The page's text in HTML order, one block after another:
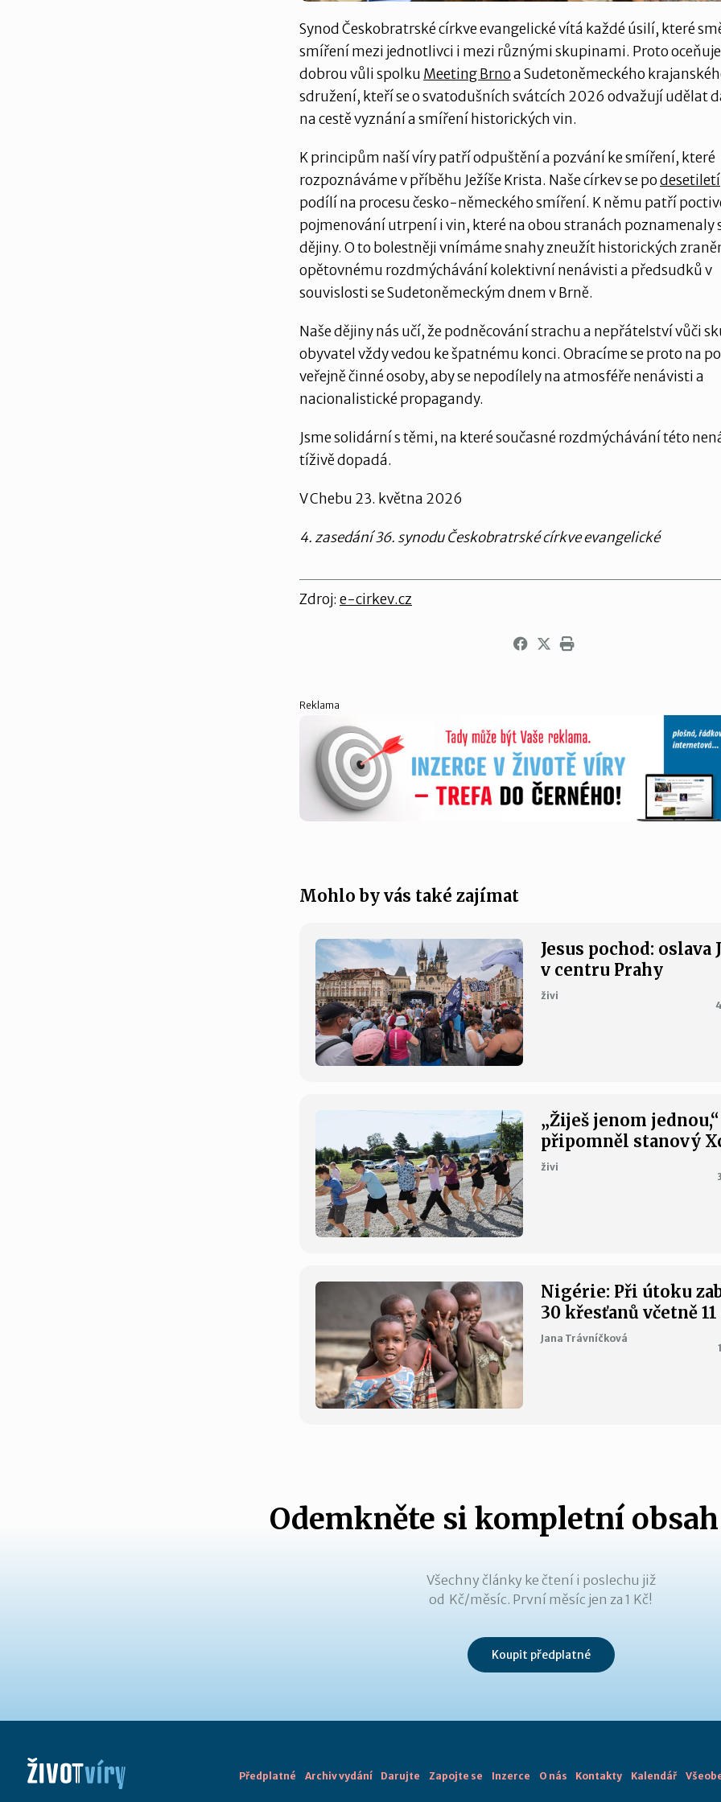
Synod Českobratrské církve evangelické vítá každé úsilí, které
smíření mezi jednotlivci i mezi různými skupinami. Proto
dobrou vůli spolku Meeting Brnoa Sudetoněmeckého
sdružení, kteří se o svatodušních svátcích 2026 odvažují udělat
na cestě vyznání a smíření historických vin.
K principům naší víry patří odpuštění a pozvání ke smíření, které
rozpoznáváme v příběhu Ježíše Krista. Naše církev se podesetiletí
podílí na procesu česko-německého smíření. K němu patří
pojmenování utrpení i vin, které na obou stranách poznamenaly
dějiny. O to bolestněji vnímáme snahy zneužít historických
opětovnému rozdmýchávání kolektivní nenávisti a předsudků v
souvislosti se Sudetoněmeckým dnem v Brně.
Naše dějiny nás učí, že podněcování strachu a nepřátelství vůči
obyvatel vždy vedou ke špatnému konci. Obracíme se proto na
veřejně činné osoby, aby se nepodílely na atmosféře nenávisti a
nacionalistické propagandy.
Jsme solidární s těmi, na které současné rozdmýchávání této
tíživě dopadá.
V Chebu 23. května 2026
4. zasedání 36. synodu Českobratrské církve evangelické
Zdroj: e-cirkev.cz
Reklama
Mohlo by vás také zajímat
Jesus pochod: oslava
v centru Prahy
živi
„Žiješ jenom jednou,“
připomněl stanový
živi
Nigérie: Při útoku
30 křesťanů včetně
Jana Trávníčková
Odemkněte si kompletní
Všechny články ke čtení i poslechu již
od Kč/měsíc. První měsíc jen za 1 Kč!
Koupit předplatné
Předplatné Archiv vydání Darujte Zapojte se Inzerce O nás Kontakty Kalendář